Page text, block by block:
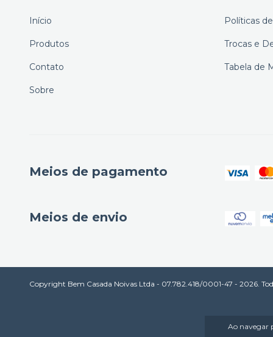
Ao navegar
Início
Produtos
Contato
Sobre
Políticas
Trocas e
Tabela de
Meios de pagamento
Meios de envio
Copyright Bem Casada Noivas Ltda - 07.782.418/0001-47 - 2026.